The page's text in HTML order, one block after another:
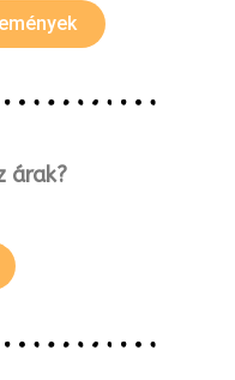
árak?